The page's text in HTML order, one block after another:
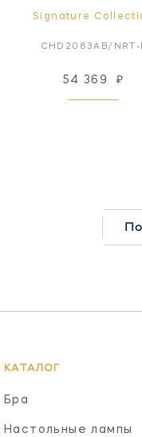
Signature
CHD2083AB/NRT-
54 369 ₽
КАТАЛОГ
Бра
Настольные лампы